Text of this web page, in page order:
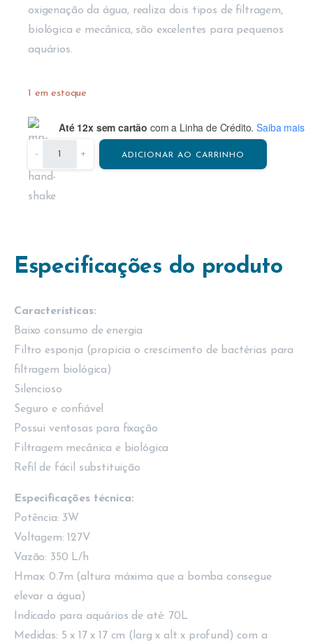
oxigenação da água, realiza dois tipos de filtragem,
biológica e mecânica, são excelentes para pequenos
aquários.
1 em estoque
Até 12x sem cartão com a Linha de Crédito. Saiba mais
- + ADICIONAR AO CARRINHO
Especificações do produto
Características:
Baixo consumo de energia
Filtro esponja (propicia o crescimento de bactérias para
filtragem biológica)
Silencioso
Seguro e confiável
Possui ventosas para fixação
Filtragem mecânica e biológica
Refil de fácil substituição
Especificações técnica:
Potência: 3W
Voltagem: 127V
Vazão: 350 L/h
Hmax: 0.7m (altura máxima que a bomba consegue
elevar a água)
Indicado para aquários de até: 70L
Medidas: 5 x 17 x 17 cm (larg x alt x profund) com a